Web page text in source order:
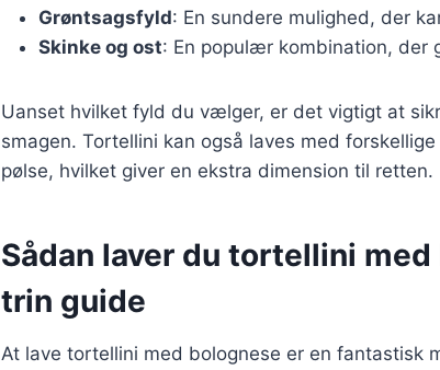
Grøntsagsfyld: En sundere mulighed, der
Skinke og ost: En populær kombination, der
Uanset hvilket fyld du vælger, er det vigtigt at
smagen. Tortellini kan også laves med
pølse, hvilket giver en ekstra dimension til retten.
Sådan laver du tortellini
trin guide
At lave tortellini med bolognese er en fantastisk